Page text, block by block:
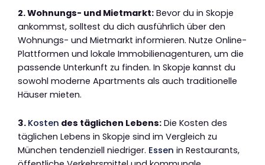
2. Wohnungs- und Mietmarkt: Bevor du in Skopje
ankommst, solltest du dich ausführlich über den
Wohnungs- und Mietmarkt informieren. Nutze Online-
Plattformen und lokale Immobilienagenturen, um die
passende Unterkunft zu finden. In Skopje kannst du
sowohl moderne Apartments als auch traditionelle
Häuser mieten.
3. Kosten des täglichen Lebens: Die Kosten des
täglichen Lebens in Skopje sind im Vergleich zu
München tendenziell niedriger. Essen in Restaurants,